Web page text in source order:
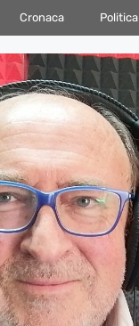
Cronaca Politica